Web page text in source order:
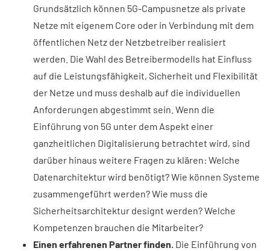
Grundsätzlich können 5G-Campusnetze als private
Netze mit eigenem Core oder in Verbindung mit dem
öffentlichen Netz der Netzbetreiber realisiert
werden. Die Wahl des Betreibermodells hat Einfluss
auf die Leistungsfähigkeit, Sicherheit und Flexibilität
der Netze und muss deshalb auf die individuellen
Anforderungen abgestimmt sein. Wenn die
Einführung von 5G unter dem Aspekt einer
ganzheitlichen Digitalisierung betrachtet wird, sind
darüber hinaus weitere Fragen zu klären: Welche
Datenarchitektur wird benötigt? Wie können Systeme
zusammengeführt werden? Wie muss die
Sicherheitsarchitektur designt werden? Welche
Kompetenzen brauchen die Mitarbeiter?
Einen erfahrenen Partner finden. Die Einführung von